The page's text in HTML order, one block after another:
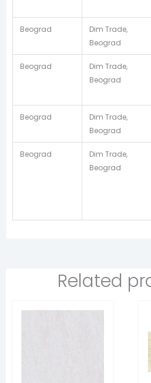
Beograd
Dim Trade,
Beograd
Beograd
Dim Trade,
Beograd
Beograd
Dim Trade,
Beograd
Beograd
Dim Trade,
Beograd
Related